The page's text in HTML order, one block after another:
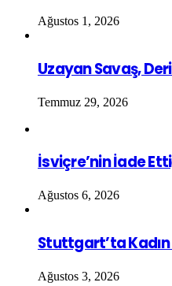
Ağustos 1, 2026
Uzayan Savaş,
Temmuz 29, 2026
İsviçre’nin İade
Ağustos 6, 2026
Stuttgart’ta Kadın
Ağustos 3, 2026